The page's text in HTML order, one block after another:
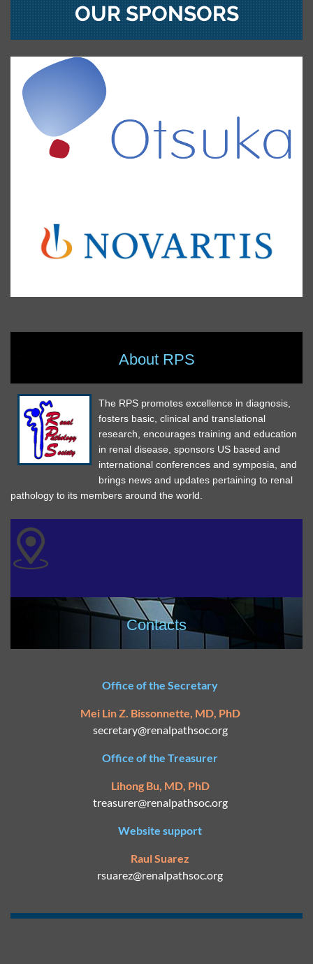
OUR SPONSORS
About RPS
The RPS promotes excellence in diagnosis,
fosters basic, clinical and translational
research, encourages training and education
in renal disease, sponsors US based and
international conferences and symposia, and
brings news and updates pertaining to renal
pathology to its members around the world.
Contacts
Office of the Secretary
Mei Lin Z. Bissonnette, MD, PhD
secretary@renalpathsoc.org
Office of the Treasurer
Lihong Bu, MD, PhD
treasurer@renalpathsoc.org
Website support
Raul Suarez
rsuarez@renalpathsoc.org